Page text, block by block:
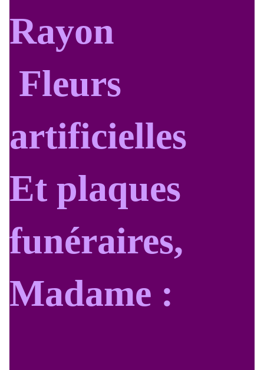
Rayon
Fleurs
artificielles
Et plaques
funéraires,
Madame :